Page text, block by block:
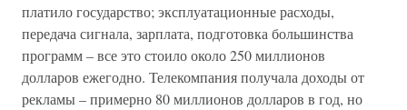
платило государство; эксплуатационные расходы,
передача сигнала, зарплата, подготовка большинства
программ – все это стоило около 250 миллионов
долларов ежегодно. Телекомпания получала доходы от
рекламы – примерно 80 миллионов долларов в год, но